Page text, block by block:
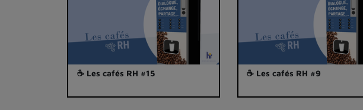
☕ Les cafés RH #15 ☕ Les cafés RH #9